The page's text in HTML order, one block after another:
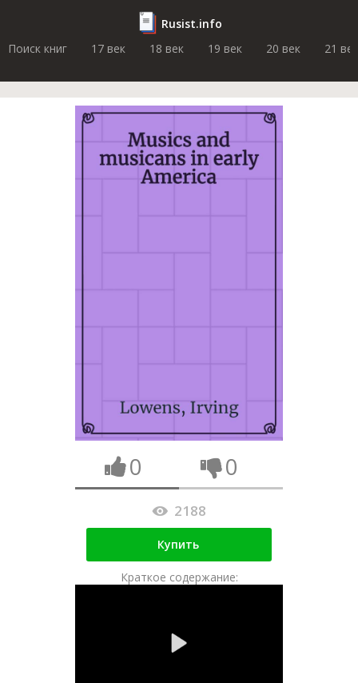
Rusist.info
Поиск книг
17 век 18 век 19 век 20 век 21 век
0 0
2188
Купить
Краткое содержание: